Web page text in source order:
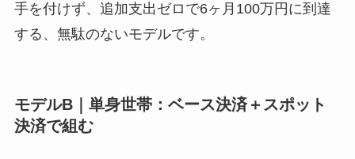
手を付けず、追加支出ゼロで6ヶ月100万円に到達
する、無駄のないモデルです。
モデルB｜単身世帯：ベース決済＋スポット
決済で組む